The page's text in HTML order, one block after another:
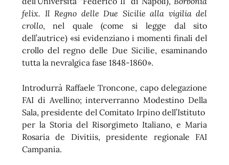
felix. Il Regno delle Due Sicilie alla vigilia del
crollo, nel quale (come si legge dal sito
dell’autrice) «si evidenziano i momenti finali del
crollo del regno delle Due Sicilie, esaminando
tutta la nevralgica fase 1848-1860».
Introdurrà Raffaele Troncone, capo delegazione
FAI di Avellino; interverranno Modestino Della
Sala, presidente del Comitato Irpino dell’Istituto
per la Storia del Risorgimeto Italiano, e Maria
Rosaria de Divitiis, presidente regionale FAI
Campania.